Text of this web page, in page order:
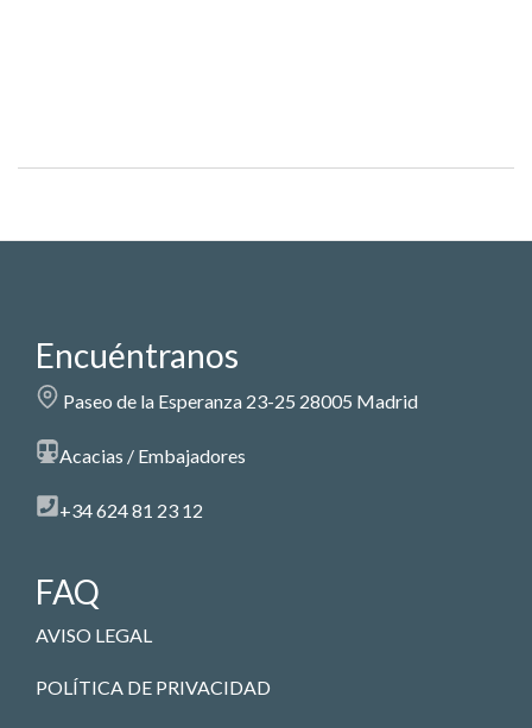
Encuéntranos
Paseo de la Esperanza 23-25 28005 Madrid
Acacias / Embajadores
+34 624 81 23 12
FAQ
AVISO LEGAL
POLÍTICA DE PRIVACIDAD